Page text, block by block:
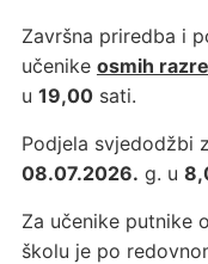
Završna priredba i
učenike osmih
u 19,00sati.
Podjela svjedodžbi
08.07.2026. g. u
Za učenike putnike
školu je po